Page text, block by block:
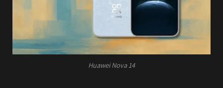
Huawei Nova 14